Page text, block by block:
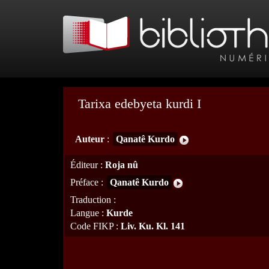
Tarixa edebyeta kurdi I
Auteur : Qanatê Kurdo
Éditeur: Roja nû
Préface :
Qanatê Kurdo
Traduction :
Langue : Kurde
Code FIKP: Liv. Ku. Kl. 141